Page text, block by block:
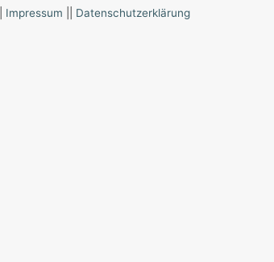
Impressum Datenschutzerklärung